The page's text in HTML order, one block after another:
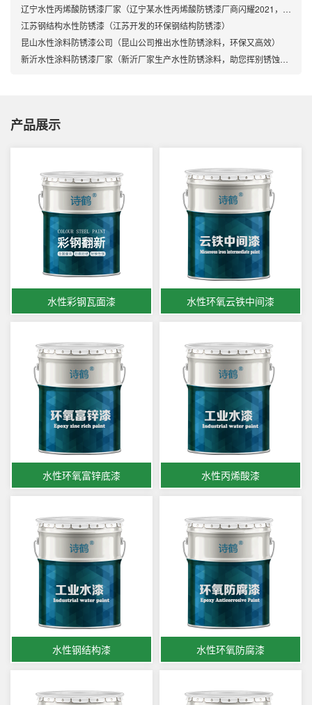
辽宁水性丙烯酸防锈漆厂家（辽宁某水性丙烯酸防锈漆厂商闪耀2021，产品优势吸睛）
江苏钢结构水性防锈漆（江苏开发的环保钢结构防锈漆）
昆山水性涂料防锈漆公司（昆山公司推出水性防锈涂料，环保又高效）
新沂水性涂料防锈漆厂家（新沂厂家生产水性防锈涂料，助您挥别锈蚀烦恼）
产品展示
水性彩钢瓦面漆 水性环氧云铁中间漆
水性环氧富锌底漆 水性丙烯酸漆
水性钢结构漆 水性环氧防腐漆